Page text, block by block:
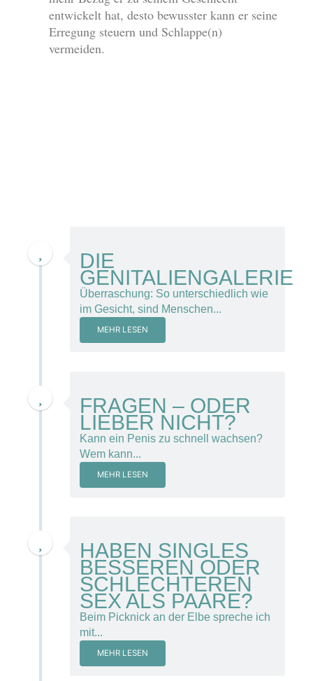
entwickelt hat, desto bewusster kann er seine
Erregung steuern und Schlappe(n)
vermeiden.
DIE
GENITALIENGALERIE
Überraschung: So unterschiedlich wie
im Gesicht, sind Menschen...
MEHR LESEN
FRAGEN – ODER
LIEBER NICHT?
Kann ein Penis zu schnell wachsen?
Wem kann...
MEHR LESEN
HABEN SINGLES
BESSEREN ODER
SCHLECHTEREN
SEX ALS PAARE?
Beim Picknick an der Elbe spreche ich
mit...
MEHR LESEN